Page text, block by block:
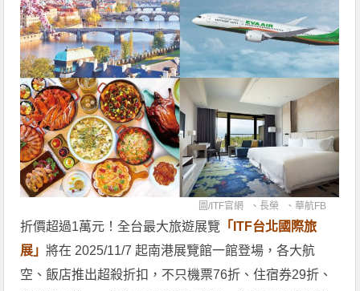
圖/ ITF官網 、長榮 、華航FB
折價超過1萬元！全台最大旅遊展覽 「ITF台北國際旅
展」將在 2025/11/7 起南港展覽館一館登場，各大航
空、飯店推出超殺折扣，不只機票76折、住宿券29折、